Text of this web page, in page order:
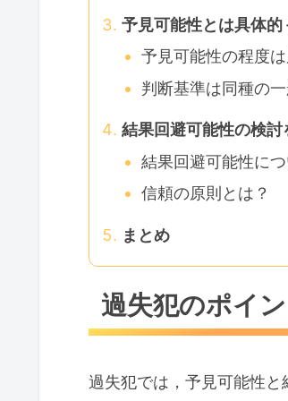
予見可能性とは具体
予見可能性の程度
判断基準は同種の一
結果回避可能性の検討
結果回避可能性に
信頼の原則とは？
まとめ
過失犯のポイン
過失犯では，予見可能性